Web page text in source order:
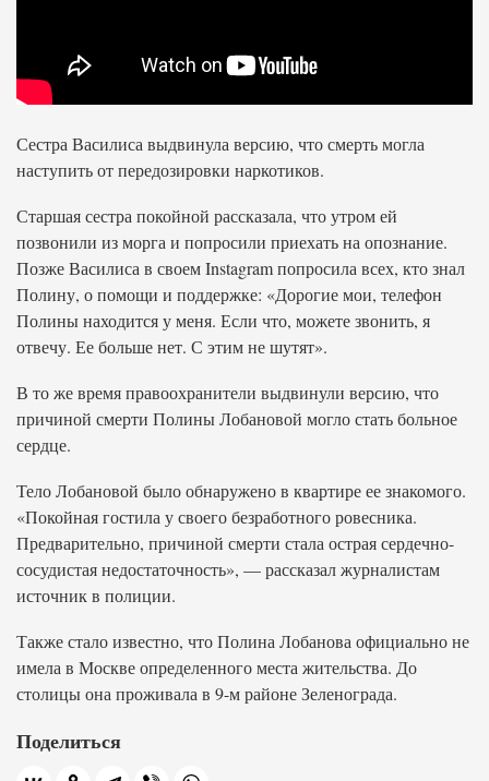
Сестра Василиса выдвинула версию, что смерть могла
наступить от передозировки наркотиков.
Старшая сестра покойной рассказала, что утром ей
позвонили из морга и попросили приехать на опознание.
Позже Василиса в своем Instagram попросила всех, кто знал
Полину, о помощи и поддержке: «Дорогие мои, телефон
Полины находится у меня. Если что, можете звонить, я
отвечу. Ее больше нет. С этим не шутят».
В то же время правоохранители выдвинули версию, что
причиной смерти Полины Лобановой могло стать больное
сердце.
Тело Лобановой было обнаружено в квартире ее знакомого.
«Покойная гостила у своего безработного ровесника.
Предварительно, причиной смерти стала острая сердечно-
сосудистая недостаточность», — рассказал журналистам
источник в полиции.
Также стало известно, что Полина Лобанова официально не
имела в Москве определенного места жительства. До
столицы она проживала в 9-м районе Зеленограда.
Поделиться